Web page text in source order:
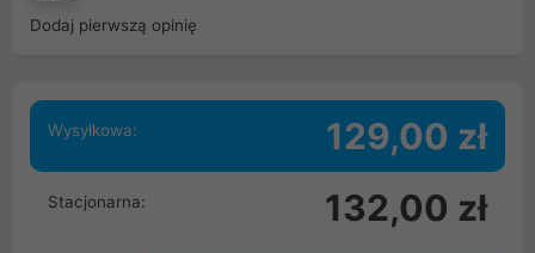
Dodaj pierwszą opinię
Wysyłkowa: 129,00 zł
Stacjonarna: 132,00 zł